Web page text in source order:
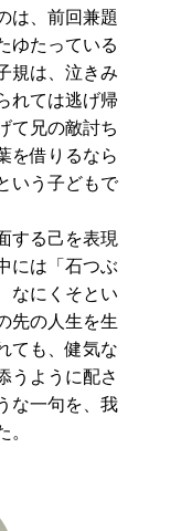
は、前回兼題
ゆたっている
規は、泣きみ
れては逃げ帰
て兄の敵討ち
を借りるなら
いう子どもで
する己を表現
には「石つぶ
なにくそとい
先の人生を生
ても、健気な
うように配さ
な一句を、我
。